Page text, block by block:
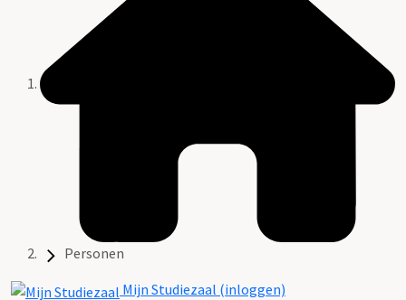
Personen
Mijn Studiezaal (inloggen)